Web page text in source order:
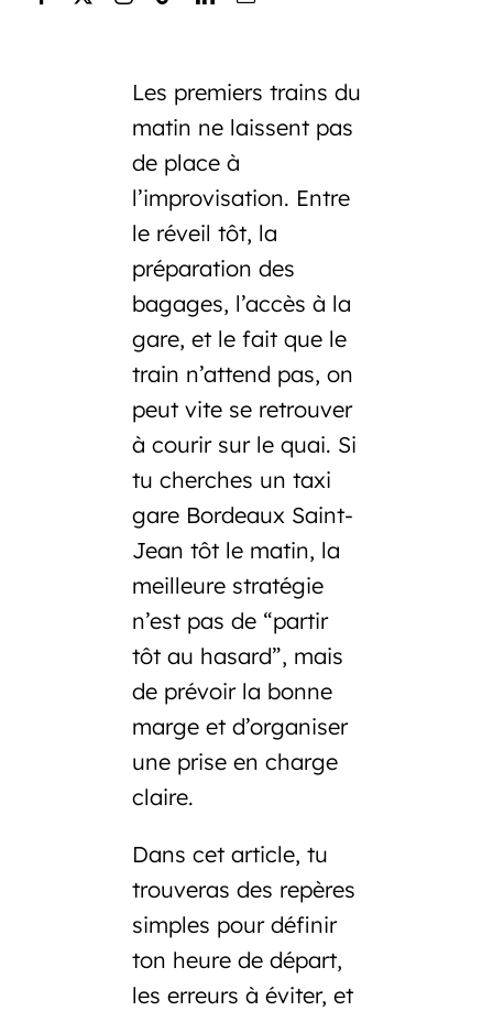
Les premiers trains du
matin ne laissent pas
de place à
l’improvisation. Entre
le réveil tôt, la
préparation des
bagages, l’accès à la
gare, et le fait que le
train n’attend pas, on
peut vite se retrouver
à courir sur le quai. Si
tu cherches un taxi
gare Bordeaux Saint-
Jean tôt le matin, la
meilleure stratégie
n’est pas de “partir
tôt au hasard”, mais
de prévoir la bonne
margeet d’organiser
une prise en charge
claire.
Dans cet article, tu
trouveras des repères
simples pour définir
ton heure de départ,
les erreurs à éviter, et